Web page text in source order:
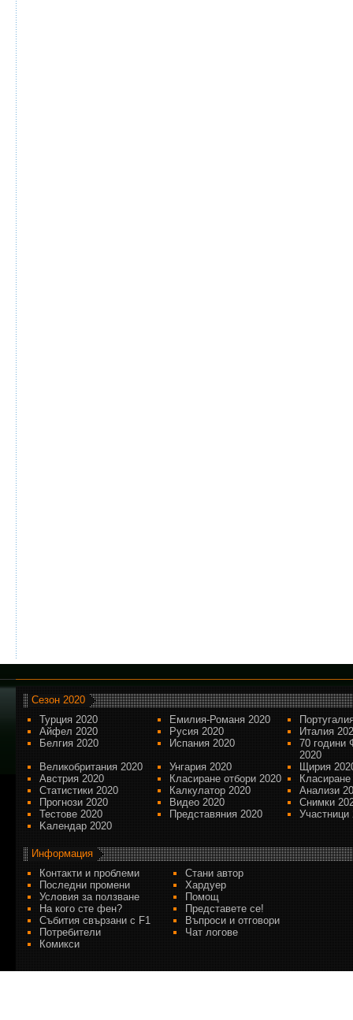
Сезон 2020
Турция 2020
Емилия-Романя 2020
Айфел 2020
Русия 2020
Италия
Белгия 2020
Испания 2020
70 години
2020
Великобритания 2020
Унгария 2020
Щирия
Австрия 2020
Класиране отбори 2020
Статистики 2020
Калкулатор 2020
Анализи
Прогнози 2020
Видео 2020
Снимки
Тестове 2020
Представяния 2020
Участници
Kалендар 2020
Информация
Контакти и проблеми
Стани автор
Последни промени
Хардуер
Условия за ползване
Помощ
На кого сте фен?
Представете се!
Събития свързани с F1
Въпроси и отговори
Потребители
Чат логове
Комикси